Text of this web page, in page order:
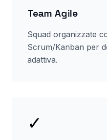
Team Agile
Squad organizzate
Scrum/Kanban per
adattiva.
✓